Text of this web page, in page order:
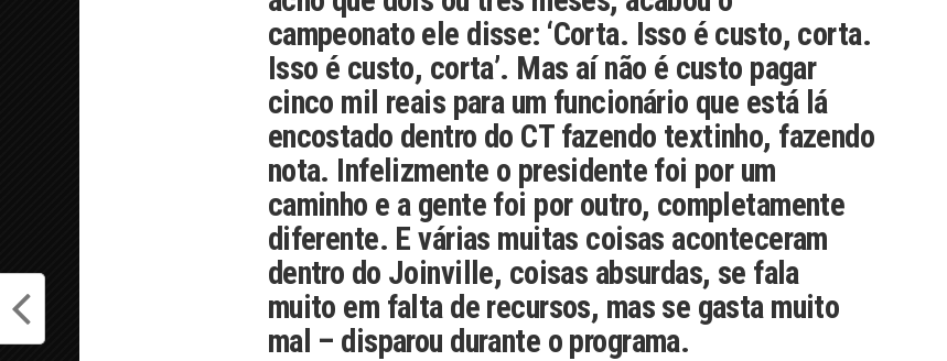
campeonato ele disse: ‘Corta. Isso é custo, corta.
Isso é custo, corta’. Mas aí não é custo pagar
cinco mil reais para um funcionário que está lá
encostado dentro do CT fazendo textinho, fazendo
nota. Infelizmente o presidente foi por um
caminho e a gente foi por outro, completamente
diferente. E várias muitas coisas aconteceram
dentro do Joinville, coisas absurdas, se fala
muito em falta de recursos, mas se gasta muito
mal – disparou durante o programa.